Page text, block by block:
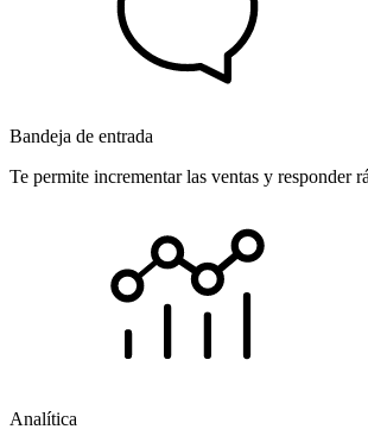
Bandeja de entrada
Te permite incrementar las ventas y responder
Analítica